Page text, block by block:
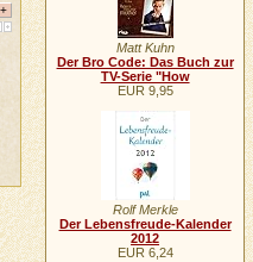
Matt Kuhn
Der Bro Code: Das Buch zur
TV-Serie "How
EUR 9,95
Rolf Merkle
Der Lebensfreude-Kalender
2012
EUR 6,24